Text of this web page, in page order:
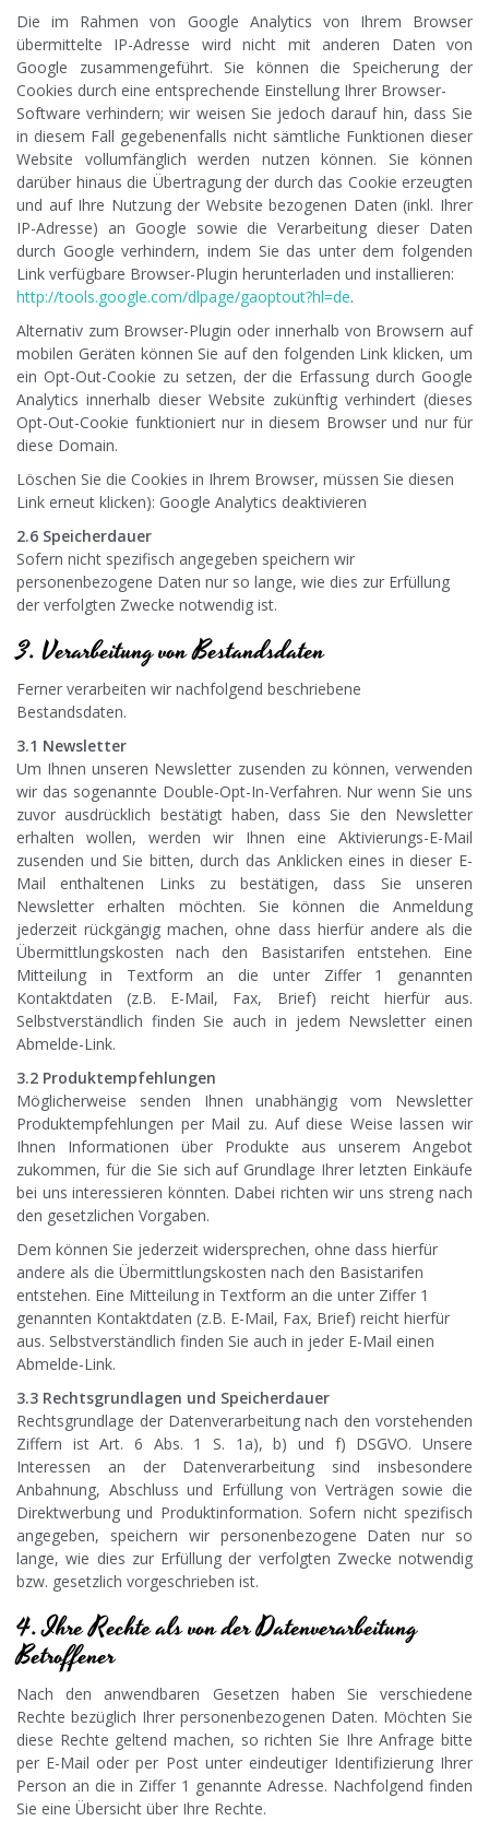
Die im Rahmen von Google Analytics von Ihrem Browser
übermittelte IP-Adresse wird nicht mit anderen Daten von
Google zusammengeführt. Sie können die Speicherung der
Cookies durch eine entsprechende Einstellung Ihrer Browser-
Software verhindern; wir weisen Sie jedoch darauf hin, dass Sie
in diesem Fall gegebenenfalls nicht sämtliche Funktionen dieser
Website vollumfänglich werden nutzen können. Sie können
darüber hinaus die Übertragung der durch das Cookie erzeugten
und auf Ihre Nutzung der Website bezogenen Daten (inkl. Ihrer
IP-Adresse) an Google sowie die Verarbeitung dieser Daten
durch Google verhindern, indem Sie das unter dem folgenden
Link verfügbare Browser-Plugin herunterladen und installieren:
http://tools.google.com/dlpage/gaoptout?hl=de.
Alternativ zum Browser-Plugin oder innerhalb von Browsern auf
mobilen Geräten können Sie auf den folgenden Link klicken, um
ein Opt-Out-Cookie zu setzen, der die Erfassung durch Google
Analytics innerhalb dieser Website zukünftig verhindert (dieses
Opt-Out-Cookie funktioniert nur in diesem Browser und nur für
diese Domain.
Löschen Sie die Cookies in Ihrem Browser, müssen Sie diesen
Link erneut klicken): Google Analytics deaktivieren
2.6 Speicherdauer
Sofern nicht spezifisch angegeben speichern wir
personenbezogene Daten nur so lange, wie dies zur Erfüllung
der verfolgten Zwecke notwendig ist.
3. Verarbeitung von Bestandsdaten
Ferner verarbeiten wir nachfolgend beschriebene
Bestandsdaten.
3.1 Newsletter
Um Ihnen unseren Newsletter zusenden zu können, verwenden
wir das sogenannte Double-Opt-In-Verfahren. Nur wenn Sie uns
zuvor ausdrücklich bestätigt haben, dass Sie den Newsletter
erhalten wollen, werden wir Ihnen eine Aktivierungs-E-Mail
zusenden und Sie bitten, durch das Anklicken eines in dieser E-
Mail enthaltenen Links zu bestätigen, dass Sie unseren
Newsletter erhalten möchten. Sie können die Anmeldung
jederzeit rückgängig machen, ohne dass hierfür andere als die
Übermittlungskosten nach den Basistarifen entstehen. Eine
Mitteilung in Textform an die unter Ziffer 1 genannten
Kontaktdaten (z.B. E-Mail, Fax, Brief) reicht hierfür aus.
Selbstverständlich finden Sie auch in jedem Newsletter einen
Abmelde-Link.
3.2 Produktempfehlungen
Möglicherweise senden Ihnen unabhängig vom Newsletter
Produktempfehlungen per Mail zu. Auf diese Weise lassen wir
Ihnen Informationen über Produkte aus unserem Angebot
zukommen, für die Sie sich auf Grundlage Ihrer letzten Einkäufe
bei uns interessieren könnten. Dabei richten wir uns streng nach
den gesetzlichen Vorgaben.
Dem können Sie jederzeit widersprechen, ohne dass hierfür
andere als die Übermittlungskosten nach den Basistarifen
entstehen. Eine Mitteilung in Textform an die unter Ziffer 1
genannten Kontaktdaten (z.B. E-Mail, Fax, Brief) reicht hierfür
aus. Selbstverständlich finden Sie auch in jeder E-Mail einen
Abmelde-Link.
3.3 Rechtsgrundlagen und Speicherdauer
Rechtsgrundlage der Datenverarbeitung nach den vorstehenden
Ziffern ist Art. 6 Abs. 1 S. 1a), b) und f) DSGVO. Unsere
Interessen an der Datenverarbeitung sind insbesondere
Anbahnung, Abschluss und Erfüllung von Verträgen sowie die
Direktwerbung und Produktinformation. Sofern nicht spezifisch
angegeben, speichern wir personenbezogene Daten nur so
lange, wie dies zur Erfüllung der verfolgten Zwecke notwendig
bzw. gesetzlich vorgeschrieben ist.
4. Ihre Rechte als von der Datenverarbeitung
Betroffener
Nach den anwendbaren Gesetzen haben Sie verschiedene
Rechte bezüglich Ihrer personenbezogenen Daten. Möchten Sie
diese Rechte geltend machen, so richten Sie Ihre Anfrage bitte
per E-Mail oder per Post unter eindeutiger Identifizierung Ihrer
Person an die in Ziffer 1 genannte Adresse. Nachfolgend finden
Sie eine Übersicht über Ihre Rechte.